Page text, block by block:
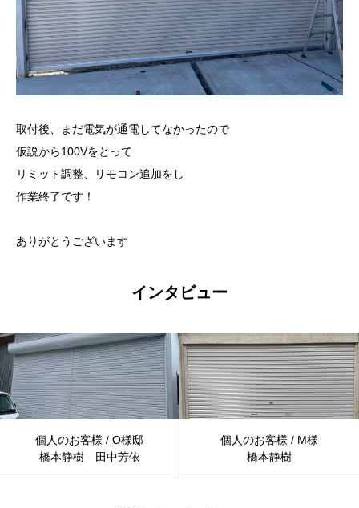
取付後、まだ電気が通電してなかったので
仮説から100Vをとって
リミット調整、リモコン追加をし
作業終了です！
ありがとうございます
インタビュー
個人のお客様 / O様邸
橋本静樹 田中芳依
個人のお客様 / M様
橋本静樹